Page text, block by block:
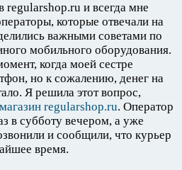
regularshop.ru и всегда мне
которые отвечали на
важными советами по
мобильного оборудования.
когда моей сестре
но к сожалению, денег на
Я решила этот вопрос,
regularshop.ru. Оператор
в субботу вечером, а уже
и сообщили, что курьер
время.